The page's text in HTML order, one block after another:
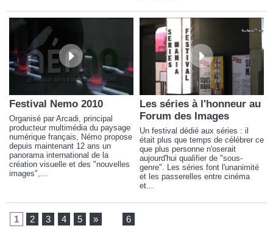
Festival Nemo 2010
Organisé par Arcadi, principal
producteur multimédia du paysage
numérique français, Némo propose
depuis maintenant 12 ans un
panorama international de la
création visuelle et des "nouvelles
images",...
Les séries à l'honneur au
Forum des Images
Un festival dédié aux séries : il
était plus que temps de célébrer ce
que plus personne n'oserait
aujourd'hui qualifier de "sous-
genre". Les séries font l'unanimité
et les passerelles entre cinéma
et...
1 2 3 4 5 » 6